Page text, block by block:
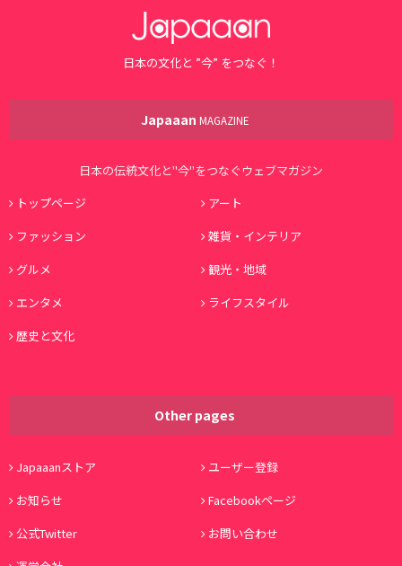
日本の文化と ”今” をつなぐ！
Japaaan MAGAZINE
日本の伝統文化と"今"をつなぐウェブマガジン
トップページ
アート
ファッション
雑貨・インテリア
グルメ
観光・地域
エンタメ
ライフスタイル
歴史と文化
Other pages
Japaaanストア
ユーザー登録
お知らせ
Facebookページ
公式Twitter
お問い合わせ